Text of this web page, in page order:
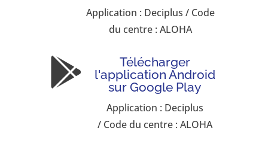
Application : Deciplus / Code
du centre : ALOHA

Télécharger
l'application Android
sur Google Play
Application : Deciplus
/ Code du centre : ALOHA